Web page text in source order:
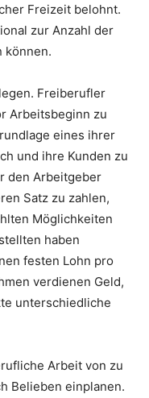
Freizeit belohnt.
zur Anzahl der
können.
Freiberufler
Arbeitsbeginn zu
eines ihrer
und ihre Kunden zu
den Arbeitgeber
Satz zu zahlen,
Möglichkeiten
haben
festen Lohn pro
verdienen Geld,
unterschiedliche
Arbeit von zu
Belieben einplanen.